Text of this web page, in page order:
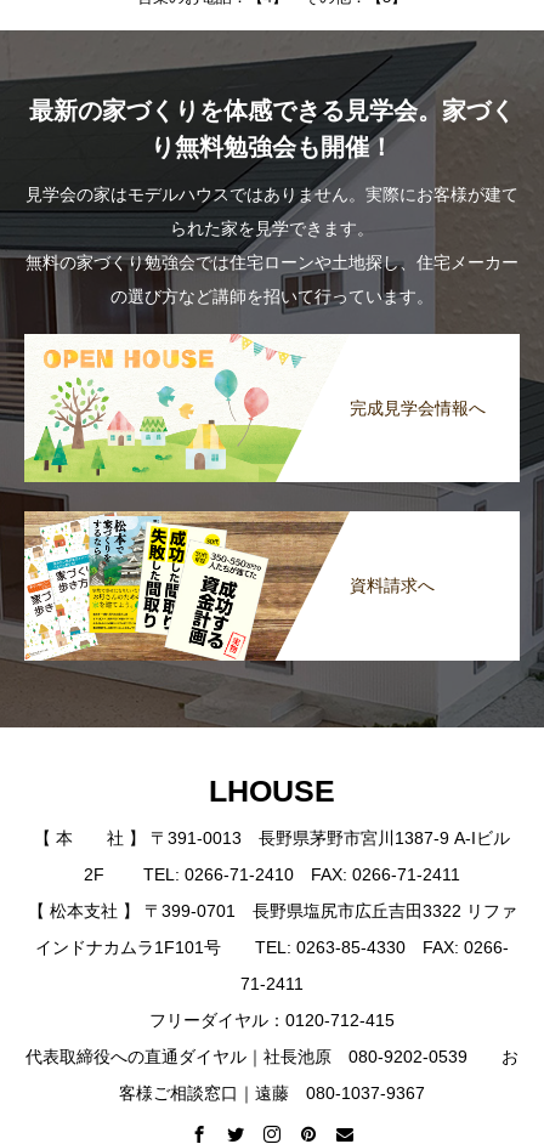
最新の家づくりを体感できる見学会。家づく
り無料勉強会も開催！
見学会の家はモデルハウスではありません。実際にお客様が建て
られた家を見学できます。
無料の家づくり勉強会では住宅ローンや土地探し、住宅メーカー
の選び方など講師を招いて行っています。
完成見学会情報へ
資料請求へ
LHOUSE
【 本 社 】 〒391-0013 長野県茅野市宮川1387-9 A-Iビル
2F TEL: 0266-71-2410 FAX: 0266-71-2411
【 松本支社 】 〒399-0701 長野県塩尻市広丘吉田3322 リファ
インドナカムラ1F101号 TEL: 0263-85-4330 FAX: 0266-
71-2411
フリーダイヤル：0120-712-415
代表取締役への直通ダイヤル｜社長池原 080-9202-0539 お
客様ご相談窓口｜遠藤 080-1037-9367